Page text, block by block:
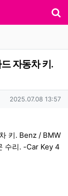
자동차 키.
작성일
2025.07.08 13:57
키. Benz / BMW
수리. -Car Key 4